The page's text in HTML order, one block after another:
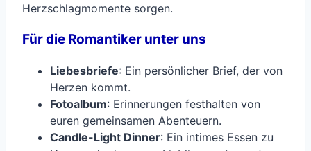
Herzschlagmomente sorgen.
Für die Romantiker unter uns
Liebesbriefe: Ein persönlicher Brief, der von
Herzen kommt.
Fotoalbum: Erinnerungen festhalten von
euren gemeinsamen Abenteuern.
Candle-Light Dinner: Ein intimes Essen zu